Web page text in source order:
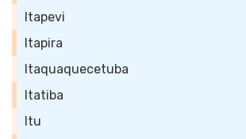
Itapevi
Itapira
Itaquaquecetuba
Itatiba
Itu